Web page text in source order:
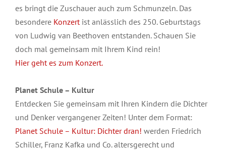
es bringt die Zuschauer auch zum Schmunzeln. Das
besondere Konzert ist anlässlich des 250. Geburtstags
von Ludwig van Beethoven entstanden. Schauen Sie
doch mal gemeinsam mit Ihrem Kind rein!
Hier geht es zum Konzert.
Planet Schule – Kultur
Entdecken Sie gemeinsam mit Ihren Kindern die Dichter
und Denker vergangener Zeiten! Unter dem Format:
Planet Schule – Kultur: Dichter dran! werden Friedrich
Schiller, Franz Kafka und Co. altersgerecht und